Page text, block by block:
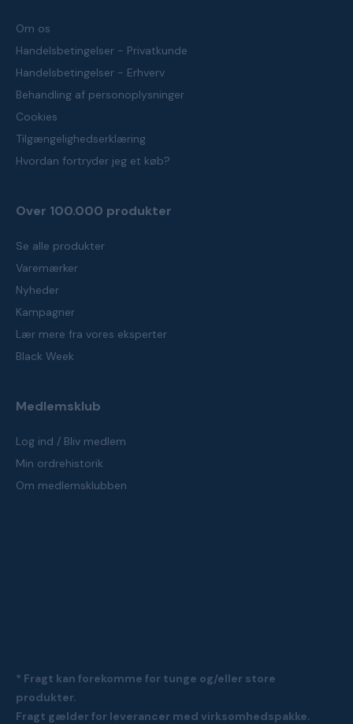
Om os
Handelsbetingelser - Privatkunde
Handelsbetingelser - Erhverv
Behandling af personoplysninger
Cookies
Tilgængelighedserklæring
Hvordan fortryder jeg et køb?
Over 100.000 produkter
Se alle produkter
Varemærker
Nyheder
Kampagner
Lær mere fra vores eksperter
Black Week
Medlemsklub
Log ind / Bliv medlem
Min ordrehistorik
Om medlemsklubben
* Fragt kan forekomme for tunge og/eller store
produkter.
Fragt gælder for leverancer med virksomhedspakke.